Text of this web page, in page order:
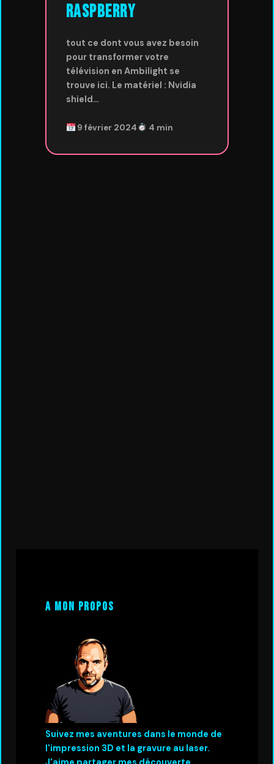
Raspberry
tout ce dont vous avez besoin
pour transformer votre
télévision en Ambilight se
trouve ici. Le matériel : Nvidia
shield…
9 février 2024 4 min
A mon propos
Suivez mes aventures dans le monde de
l'impression 3D et la gravure au laser.